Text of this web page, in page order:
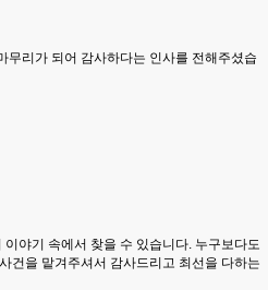
무리가 되어 감사하다는 인사를 전해주셨습
야기 속에서 찾을 수 있습니다. 누구보다도
건을 맡겨주셔서 감사드리고 최선을 다하는